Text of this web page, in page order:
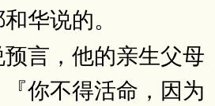
华说的。
言，他的亲生父母
你不得活命，因为